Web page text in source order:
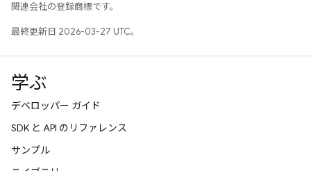
関連会社の登録商標です。
最終更新日 2026-03-27 UTC。
学ぶ
デベロッパー ガイド
SDK と API のリファレンス
サンプル